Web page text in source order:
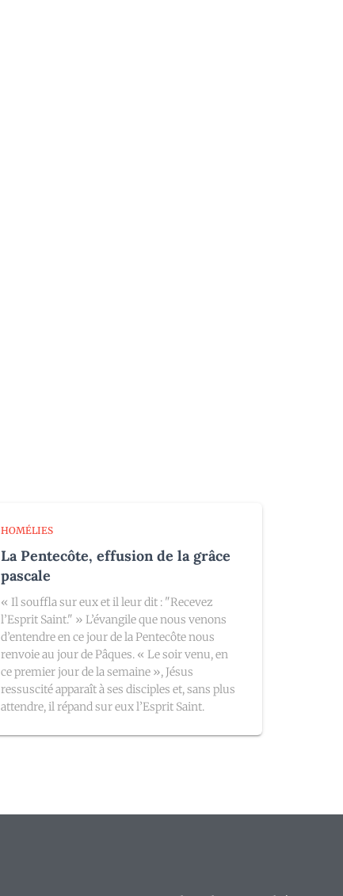
HOMÉLIES
La Pentecôte, effusion de la grâce
pascale
« Il souffla sur eux et il leur dit : "Recevez
l’Esprit Saint." » L’évangile que nous venons
d’entendre en ce jour de la Pentecôte nous
renvoie au jour de Pâques. « Le soir venu, en
ce premier jour de la semaine », Jésus
ressuscité apparaît à ses disciples et, sans plus
attendre, il répand sur eux l’Esprit Saint.